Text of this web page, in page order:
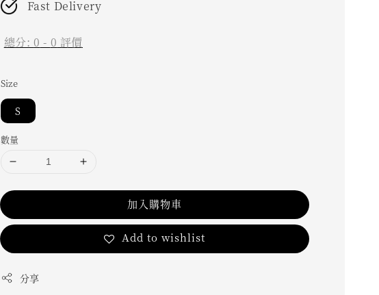
Fast Delivery
總分:0 - 0 評價
Size
S
數量
加入購物車
Add to wishlist
分享